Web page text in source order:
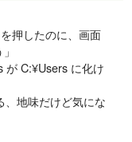
押したのに、画面
が C:¥Users に化け
、地味だけど気にな